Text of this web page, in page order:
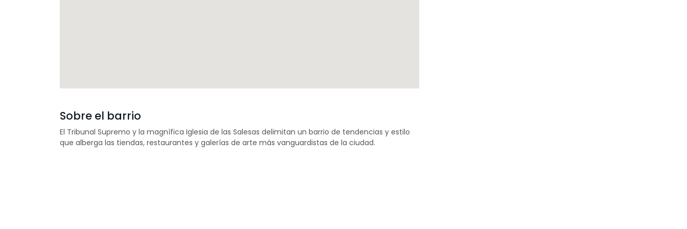
Sobre el barrio
El Tribunal Supremo y la magnífica Iglesia de las Salesas delimitan un barrio de tendencias y estilo
que alberga las tiendas, restaurantes y galerías de arte más vanguardistas de la ciudad.